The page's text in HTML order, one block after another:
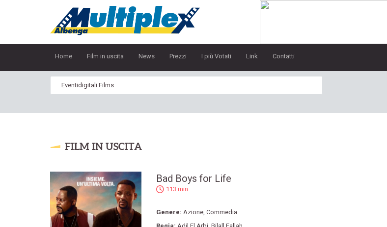
Home Film in uscita News Prezzi I più Votati Link Contatti
FILM IN USCITA
Bad Boys for Life
113 min
Genere: Azione, Commedia